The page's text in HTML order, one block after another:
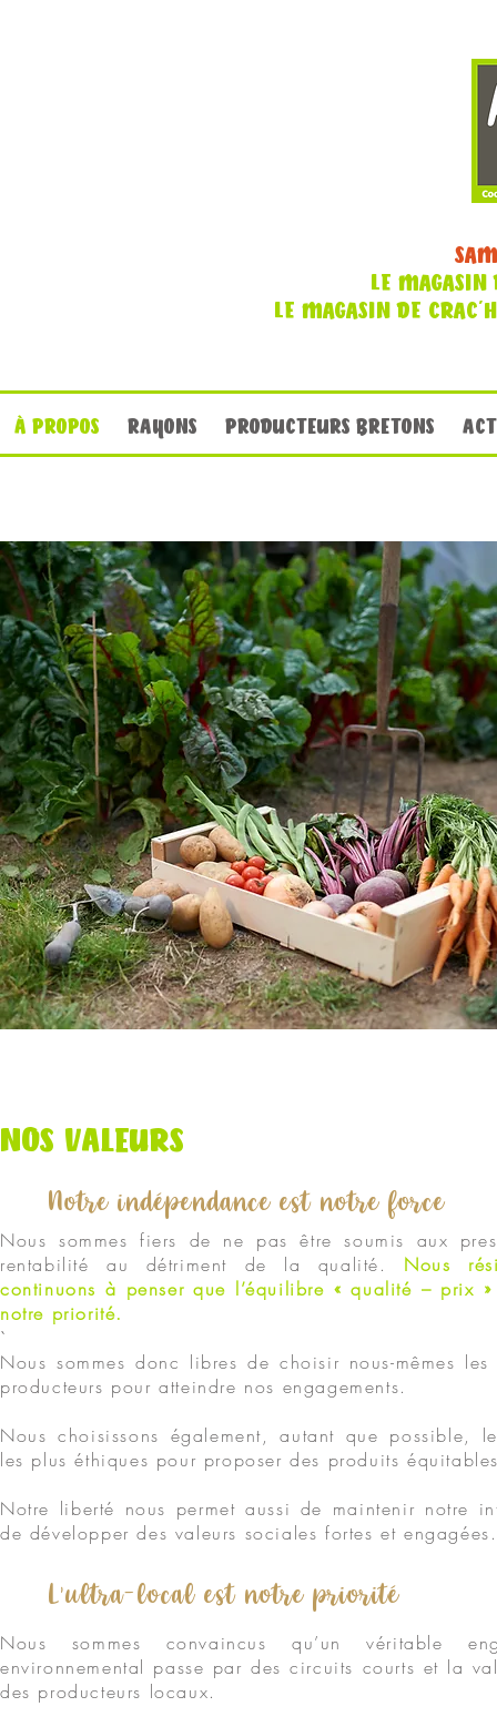
LE MAGASIN
LE MAGASIN DE
À PROPOS RAYONS PRODUCTEURS BRETONS
NOS VALEURS
Notre indépendance est notre force
Nous sommes fiers de ne pas être soumis aux
rentabilité au détriment de la qualité. Nous
continuons à penser que l’équilibre « qualité – prix
notre priorité.
`
Nous sommes donc libres de choisir nous-mêmes les
producteurs pour atteindre nos engagements.
Nous choisissons également, autant que possible,
les plus éthiques pour proposer des produits
Notre liberté nous permet aussi de maintenir notre
de développer des valeurs sociales fortes et engagées.
L'ultra-local est notre priorité
Nous sommes convaincus qu’un véritable
environnemental passe par des circuits courts et la
des producteurs locaux.